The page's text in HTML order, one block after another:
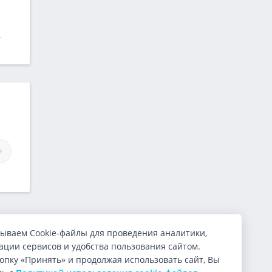
Cookie-файлы для проведения аналитики,
сервисов и удобства пользования сайтом.
«Принять» и продолжая использовать сайт, Вы